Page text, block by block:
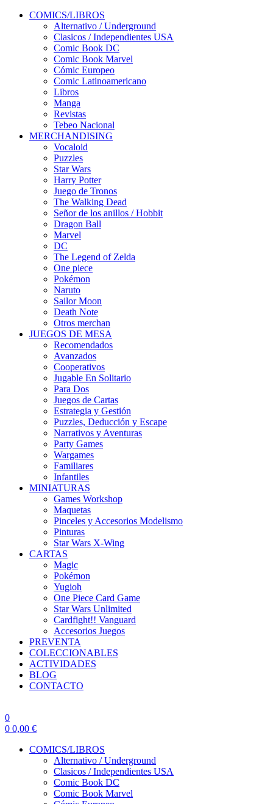
COMICS/LIBROS
Alternativo / Underground
Clasicos / Independientes USA
Comic Book DC
Comic Book Marvel
Cómic Europeo
Comic Latinoamericano
Libros
Manga
Revistas
Tebeo Nacional
MERCHANDISING
Vocaloid
Puzzles
Star Wars
Harry Potter
Juego de Tronos
The Walking Dead
Señor de los anillos / Hobbit
Dragon Ball
Marvel
DC
The Legend of Zelda
One piece
Pokémon
Naruto
Sailor Moon
Death Note
Otros merchan
JUEGOS DE MESA
Recomendados
Avanzados
Cooperativos
Jugable En Solitario
Para Dos
Juegos de Cartas
Estrategia y Gestión
Puzzles, Deducción y Escape
Narrativos y Aventuras
Party Games
Wargames
Familiares
Infantiles
MINIATURAS
Games Workshop
Maquetas
Pinceles y Accesorios Modelismo
Pinturas
Star Wars X-Wing
CARTAS
Magic
Pokémon
Yugioh
One Piece Card Game
Star Wars Unlimited
Cardfight!! Vanguard
Accesorios Juegos
PREVENTA
COLECCIONABLES
ACTIVIDADES
BLOG
CONTACTO
0
0 0,00 €
COMICS/LIBROS
Alternativo / Underground
Clasicos / Independientes USA
Comic Book DC
Comic Book Marvel